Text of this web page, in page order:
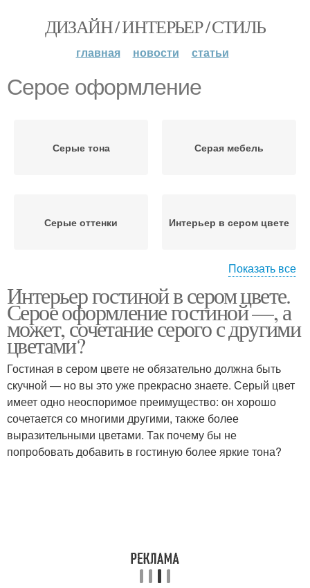
ДИЗАЙН / ИНТЕРЬЕР / СТИЛЬ
главная новости статьи
Серое оформление
Серые тона Серая мебель
Серые оттенки Интерьер в сером цвете
Серый интерьер Серая спальня
Спальня в серых тонах Кухни в серых тонах
Зал в сером цвете
Показать все
Интерьер гостиной в сером цвете.
Серое оформление гостиной —, а
может, сочетание серого с другими
цветами?
Гостиная в сером цвете не обязательно должна быть
скучной — но вы это уже прекрасно знаете. Серый цвет
имеет одно неоспоримое преимущество: он хорошо
сочетается со многими другими, также более
выразительными цветами. Так почему бы не
попробовать добавить в гостиную более яркие тона?